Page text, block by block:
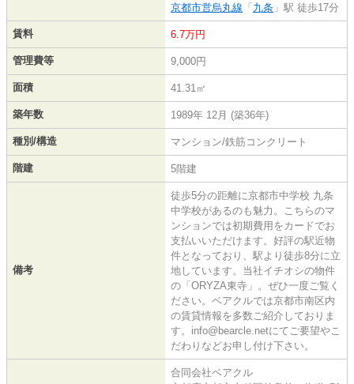
京都市営烏丸線 「 九条 」駅 徒歩17分
賃料 6.7万円
管理費等 9,000円
面積 41.31㎡
築年数 1989年 12月 (築36年)
種別/構造 マンション/鉄筋コンクリート
階建 5階建
備考
徒歩5分の距離に京都市中学校 九条
中学校があるのも魅力。こちらのマ
ンションでは初期費用をカードでお
支払いいただけます。好評の駅近物
件となっており、駅より徒歩8分に立
地しています。当社イチオシの物件
の「ORYZA東寺」。ぜひ一度ご覧く
ださい。ベアクルでは京都市南区内
の賃貸情報を多数ご紹介しておりま
す。info@bearcle.netにてご要望やこ
だわりなどお申し付け下さい。
合同会社ベアクル